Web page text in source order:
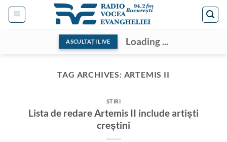
Skip
ASCULTAȚI LIVE Loading ...
TAG ARCHIVES: ARTEMIS II
STIRI
Lista de redare Artemis II include artiști
creștini